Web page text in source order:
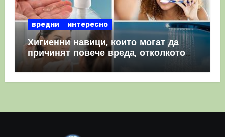
вредни интересно
Хигиенни навици, които могат да
причинят повече вреда, отколкото
полза